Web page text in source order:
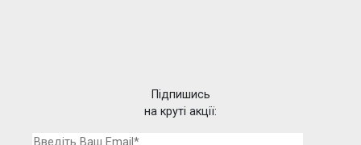
Підпишись
на круті акції: